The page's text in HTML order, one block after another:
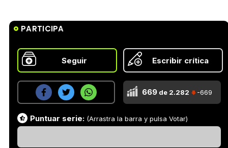
PARTICIPA
Seguir Escribir crítica
669 de 2.282 -669
Puntuar serie: (Arrastra la barra y pulsa Votar)